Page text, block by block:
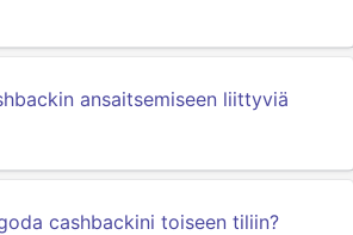
ansaitsemiseen liittyviä
cashbackini toiseen tiliin?